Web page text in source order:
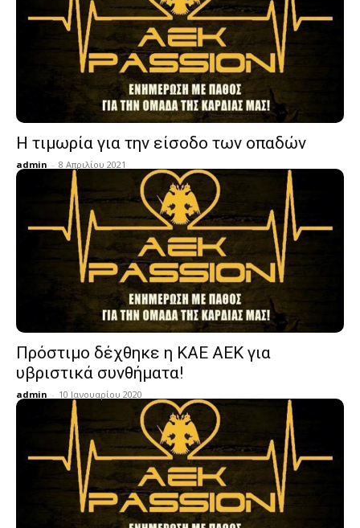
Η τιμωρία για την είσοδο των οπαδών
admin - 8 Απριλίου 2021
Πρόστιμο δέχθηκε η ΚΑΕ ΑΕΚ για
υβριστικά συνθήματα!
admin - 10 Ιανουαρίου 2020